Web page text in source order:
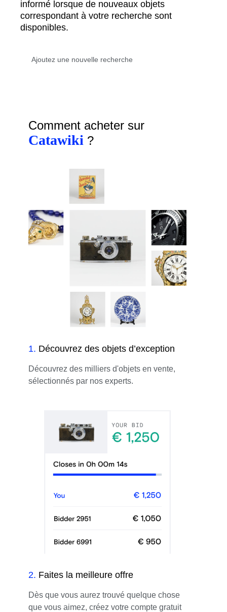
informé lorsque de nouveaux objets
correspondant à votre recherche sont
disponibles.
Comment acheter sur
Catawiki ?
1. Découvrez des objets d’exception
Découvrez des milliers d'objets en vente,
sélectionnés par nos experts.
2. Faites la meilleure offre
Dès que vous aurez trouvé quelque chose
que vous aimez, créez votre compte gratuit